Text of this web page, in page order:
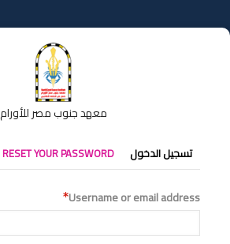
إلى
المحتوى
معهد جنوب مصر للأورام
التبويبات
الأساسية
تسجيل الدخول RESET YOUR PASSWORD
Username or email address